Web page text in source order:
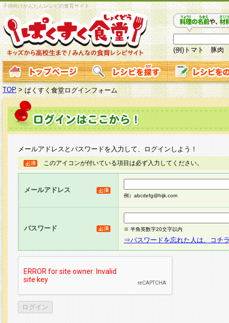
子供向けかんたんレシピの食育サイト
(例)トマト 豚肉
TOP > ぱくすく食堂ログインフォーム
メールアドレスとパスワードを入力して、ログインしよう！
このアイコンが付いている項目は必ず入力してください。
メールアドレス
例）abcdefg@hijk.com
パスワード ※ 半角英数字20文字以内
⇒パスワードを忘れた人は、コチ